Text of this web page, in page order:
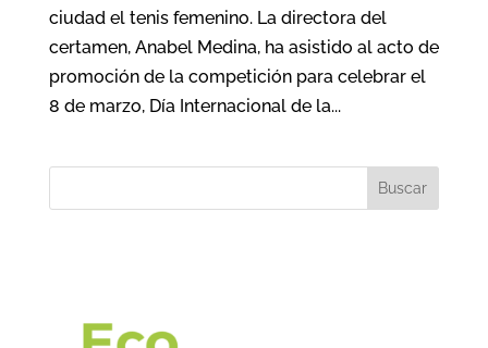
ciudad el tenis femenino. La directora del
certamen, Anabel Medina, ha asistido al acto de
promoción de la competición para celebrar el
8 de marzo, Día Internacional de la...
Buscar